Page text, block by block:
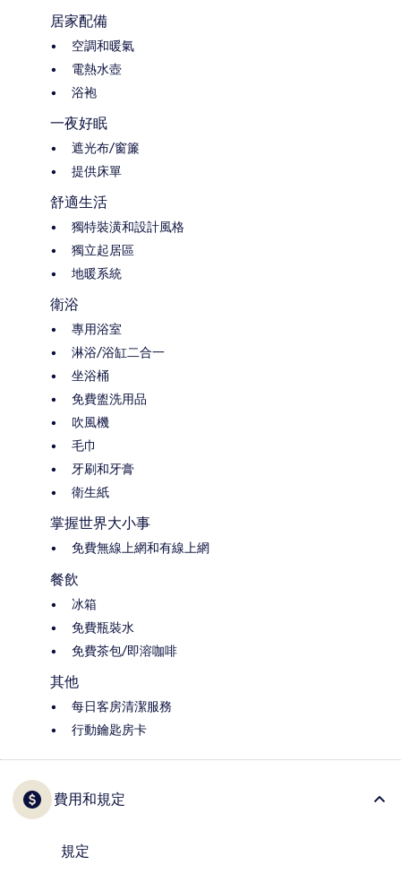
居家配備
空調和暖氣
電熱水壺
浴袍
一夜好眠
遮光布/窗簾
提供床單
舒適生活
獨特裝潢和設計風格
獨立起居區
地暖系統
衛浴
專用浴室
淋浴/浴缸二合一
坐浴桶
免費盥洗用品
吹風機
毛巾
牙刷和牙膏
衛生紙
掌握世界大小事
免費無線上網和有線上網
餐飲
冰箱
免費瓶裝水
免費茶包/即溶咖啡
其他
每日客房清潔服務
行動鑰匙房卡
費用和規定
規定